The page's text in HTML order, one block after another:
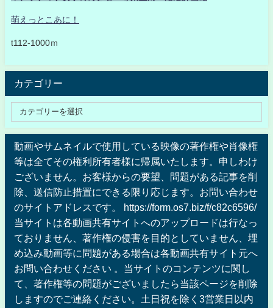
萌えっとこあに！
t112-1000ｍ
カテゴリー
動画やサムネイルで使用している映像の著作権や肖像権
等は全てその権利所有者様に帰属いたします。申しわけ
ございません。お客様からの要望、問題がある記事を削
除、送信防止措置にできる限り応じます。お問い合わせ
のサイトアドレスです。 https://form.os7.biz/f/c82c6596/
当サイトは各動画共有サイトへのアップロードは行なっ
ておりません、著作権の侵害を目的としていません、埋
め込み動画等に問題がある場合は各動画共有サイト元へ
お問い合わせください 。当サイトのコンテンツに関し
て、著作権等の問題がございましたら当該ページを削除
しますのでご連絡ください。土日祝を除く3営業日以内